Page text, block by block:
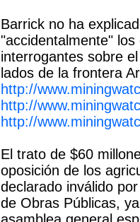
Barrick no ha
"accidentalmente"
interrogantes sobre
lados de la frontera
http://
http://
http://
El trato de $60
oposición de los
declarado inválido
de Obras Públicas,